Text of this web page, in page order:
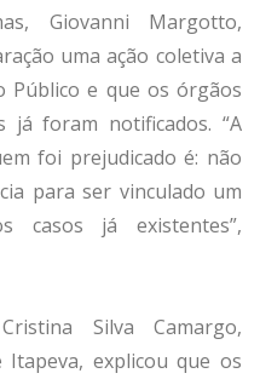
Giovanni Margotto,
uma ação coletiva a
e que os órgãos
já foram notificados. “A
foi prejudicado é: não
para ser vinculado um
casos já existentes”,
Silva Camargo,
explicou que os